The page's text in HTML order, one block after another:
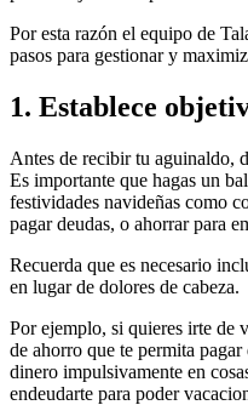
Por esta razón el equipo de
pasos para gestionar y
1. Establece
Antes de recibir tu aguinaldo,
Es importante que hagas un
festividades navideñas como
pagar deudas, o ahorrar para
Recuerda que es necesario
en lugar de dolores de cabeza.
Por ejemplo, si quieres irte de
de ahorro que te permita
dinero impulsivamente en
endeudarte para poder